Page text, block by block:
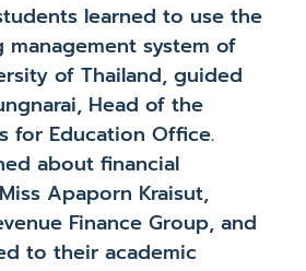
learned to use the
system of
of Thailand, guided
Head of the
for Education Office.
about financial
Apaporn Kraisut,
Finance Group, and
to their academic